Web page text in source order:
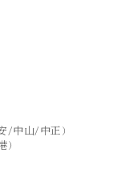
/中山/中正）